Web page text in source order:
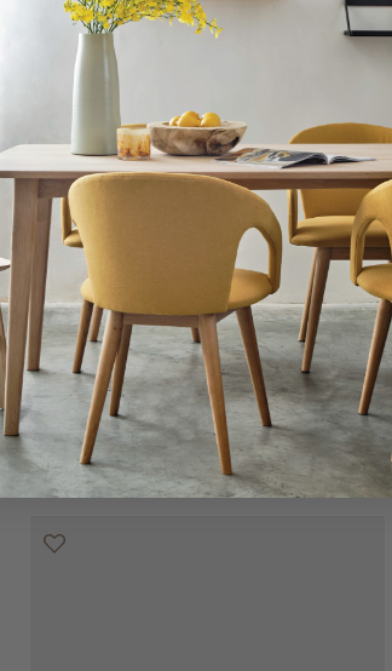
grooves 電視櫃 - 單下揭式
櫃門、兩抽屜
HK$23,950